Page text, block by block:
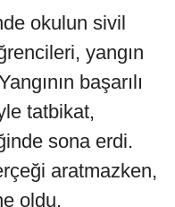
okulun sivil
yangın
başarılı
tatbikat,
sona erdi.
aratmazken,
oldu.